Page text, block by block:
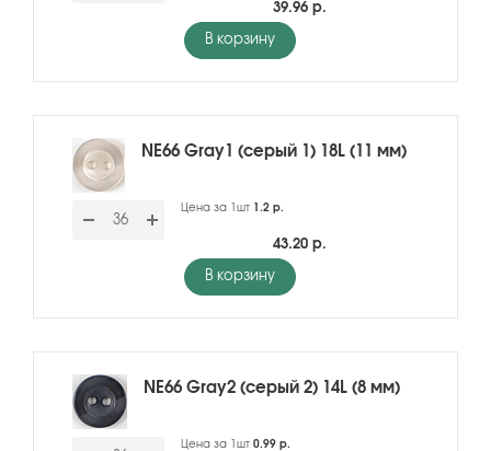
39.96 р.
В корзину
NE66 Gray1 (серый 1) 18L (11 мм)
Цена за 1шт 1.2 р.
43.20 р.
В корзину
NE66 Gray2 (серый 2) 14L (8 мм)
Цена за 1шт 0.99 р.